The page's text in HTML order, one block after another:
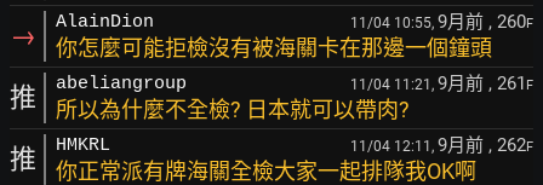
→ AlainDion 11/04 10:55, 9月前 , 260F
你怎麼可能拒檢沒有被海關卡在那邊一個鐘頭
推 abeliangroup 11/04 11:21, 9月前 , 261 F
所以為什麼不全檢? 日本就可以帶肉?
推 HMKRL 11/04 12:11, 9月前 , 262F
你正常派有牌海關全檢大家一起排隊我OK啊